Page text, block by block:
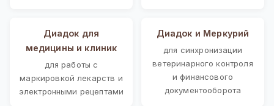
Диадок для
медицины и клиник
для работы с
маркировкой лекарств и
электронными рецептами
Диадок и Меркурий
для синхронизации
ветеринарного контроля
и финансового
документооборота